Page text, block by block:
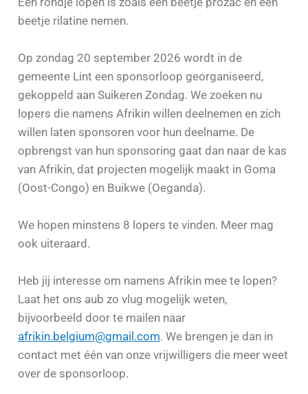
beetje rilatine nemen.
Op zondag 20 september 2026 wordt in de
gemeente Lint een sponsorloop georganiseerd,
gekoppeld aan Suikeren Zondag. We zoeken nu
lopers die namens Afrikin willen deelnemen en zich
willen laten sponsoren voor hun deelname. De
opbrengst van hun sponsoring gaat dan naar de kas
van Afrikin, dat projecten mogelijk maakt in Goma
(Oost-Congo) en Buikwe (Oeganda).
We hopen minstens 8 lopers te vinden. Meer mag
ook uiteraard.
Heb jij interesse om namens Afrikin mee te lopen?
Laat het ons aub zo vlug mogelijk weten,
bijvoorbeeld door te mailen naar
afrikin.belgium@gmail.com. We brengen je dan in
contact met één van onze vrijwilligers die meer weet
over de sponsorloop.